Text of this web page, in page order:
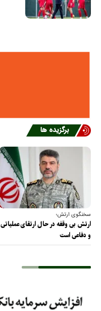
برگزیده ها
سخنگوی ارتش؛
ارتش بی وقفه در حال ارتقای عملیاتی
و دفاعی است